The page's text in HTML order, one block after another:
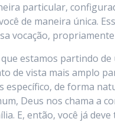
particular,
de maneira única.
vocação,
que estamos partindo de
de vista mais amplo
específico, de forma
Deus nos chama a
E, então, você já deve